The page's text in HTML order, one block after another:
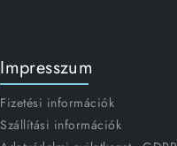
Impresszum
Fizetési információk
Szállítási információk